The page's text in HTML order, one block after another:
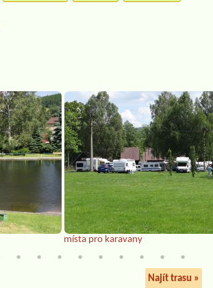
místa pro karavany
Najít trasu »